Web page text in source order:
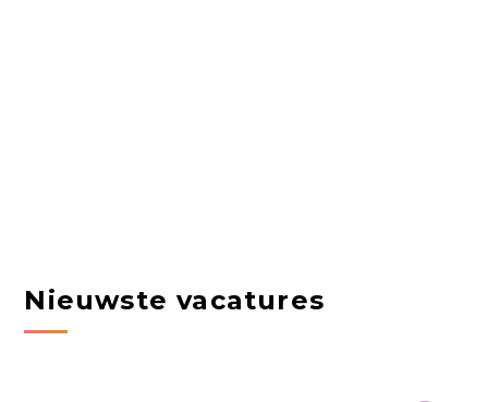
Nieuwste vacatures